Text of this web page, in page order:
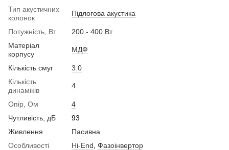
Тип акустичних
колонок
Підлогова акустика
Потужність, Вт
200 - 400 Вт
Матеріал
корпусу
МДФ
Кількість смуг
3.0
Кількість
динаміків
4
Опір, Ом
4
Чутливість, дБ
93
Живлення
Пасивна
Особливості
Hi-End Фазоінвертор